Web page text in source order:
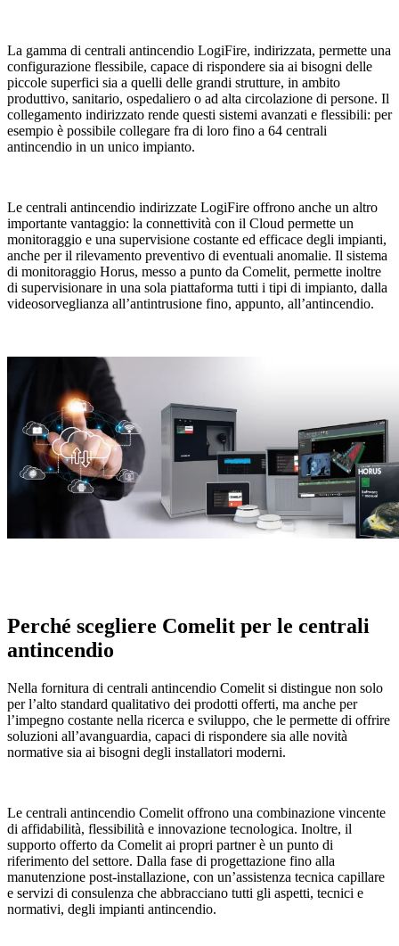
La gamma di centrali antincendio LogiFire, indirizzata, permette una
configurazione flessibile, capace di rispondere sia ai bisogni delle
piccole superfici sia a quelli delle grandi strutture, in ambito
produttivo, sanitario, ospedaliero o ad alta circolazione di persone. Il
collegamento indirizzato rende questi sistemi avanzati e flessibili: per
esempio è possibile collegare fra di loro fino a 64 centrali
antincendio in un unico impianto.
Le centrali antincendio indirizzate LogiFire offrono anche un altro
importante vantaggio: la connettività con il Cloud permette un
monitoraggio e una supervisione costante ed efficace degli impianti,
anche per il rilevamento preventivo di eventuali anomalie. Il sistema
di monitoraggio Horus, messo a punto da Comelit, permette inoltre
di supervisionare in una sola piattaforma tutti i tipi di impianto, dalla
videosorveglianza all’antintrusione fino, appunto, all’antincendio.
Perché scegliere Comelit per le centrali
antincendio
Nella fornitura di centrali antincendio Comelit si distingue non solo
per l’alto standard qualitativo dei prodotti offerti, ma anche per
l’impegno costante nella ricerca e sviluppo, che le permette di offrire
soluzioni all’avanguardia, capaci di rispondere sia alle novità
normative sia ai bisogni degli installatori moderni.
Le centrali antincendio Comelit offrono una combinazione vincente
di affidabilità, flessibilità e innovazione tecnologica. Inoltre, il
supporto offerto da Comelit ai propri partner è un punto di
riferimento del settore. Dalla fase di progettazione fino alla
manutenzione post-installazione, con un’assistenza tecnica capillare
e servizi di consulenza che abbracciano tutti gli aspetti, tecnici e
normativi, degli impianti antincendio.